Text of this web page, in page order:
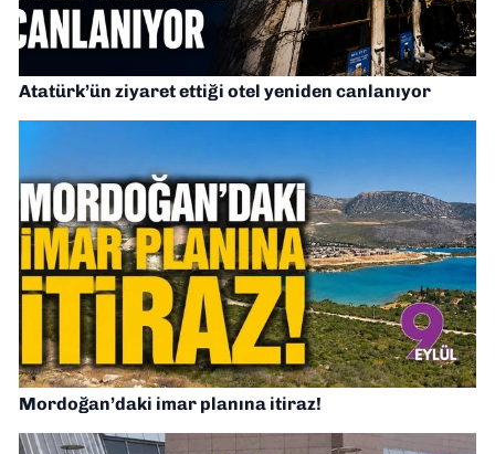
Atatürk’ün ziyaret ettiği otel yeniden canlanıyor
Mordoğan’daki imar planına itiraz!